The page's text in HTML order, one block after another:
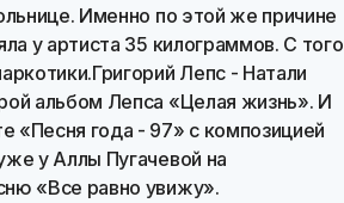
Именно по этой же причине
у артиста 35 килограммов. С того
Лепс - Натали
альбом Лепса «Целая жизнь». И
«Песня года - 97» с композицией
у Аллы Пугачевой на
«Все равно увижу».